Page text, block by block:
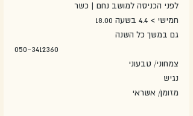
לפני הכניסה למושב נחם | כשר
חמישי > 4.4 בשעה 18.00
גם במשך כל השנה
050-3412360
צמחוני/ טבעוני
נגיש
מזומן/ אשראי